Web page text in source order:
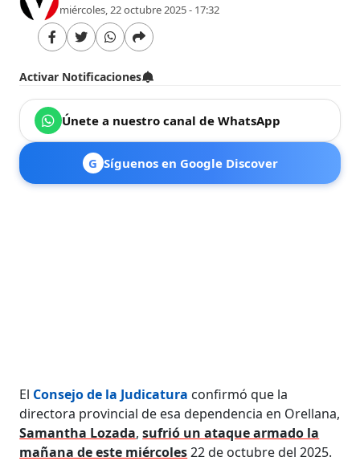
miércoles, 22 octubre 2025 - 17:32
Activar Notificaciones
Únete a nuestro canal de WhatsApp
G Síguenos en Google Discover
El Consejo de la Judicatura confirmó que la
directora provincial de esa dependencia en Orellana,
Samantha Lozada,sufrió un ataque armado la
mañana de este miércoles22 de octubre del 2025.